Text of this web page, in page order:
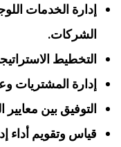
إدارة الخدمات
الشركات.
التخطيط
إدارة المشتريات
التوفيق بين
قياس وتقويم أداء